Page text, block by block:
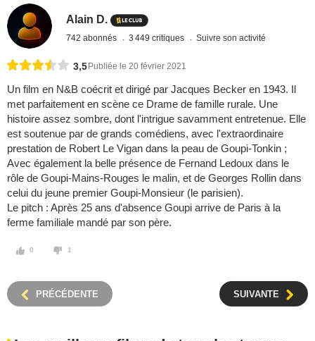
Alain D.
742 abonnés 3 449 critiques Suivre son activité
3,5 Publiée le 20 février 2021
Un film en N&B coécrit et dirigé par Jacques Becker en 1943. Il
met parfaitement en scène ce Drame de famille rurale. Une
histoire assez sombre, dont l'intrigue savamment entretenue. Elle
est soutenue par de grands comédiens, avec l'extraordinaire
prestation de Robert Le Vigan dans la peau de Goupi-Tonkin ;
Avec également la belle présence de Fernand Ledoux dans le
rôle de Goupi-Mains-Rouges le malin, et de Georges Rollin dans
celui du jeune premier Goupi-Monsieur (le parisien).
Le pitch : Après 25 ans d'absence Goupi arrive de Paris à la
ferme familiale mandé par son père.
0 1
PRÉCÉDENTE SUIVANTE